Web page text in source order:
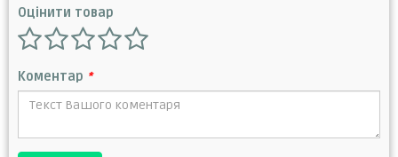
Оцінити товар
Коментар *